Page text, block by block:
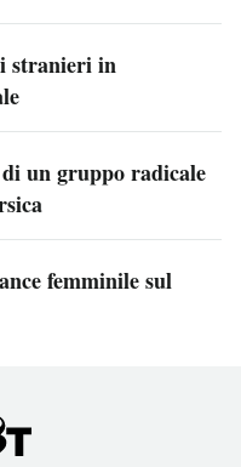
stranieri in
un gruppo radicale
femminile sul